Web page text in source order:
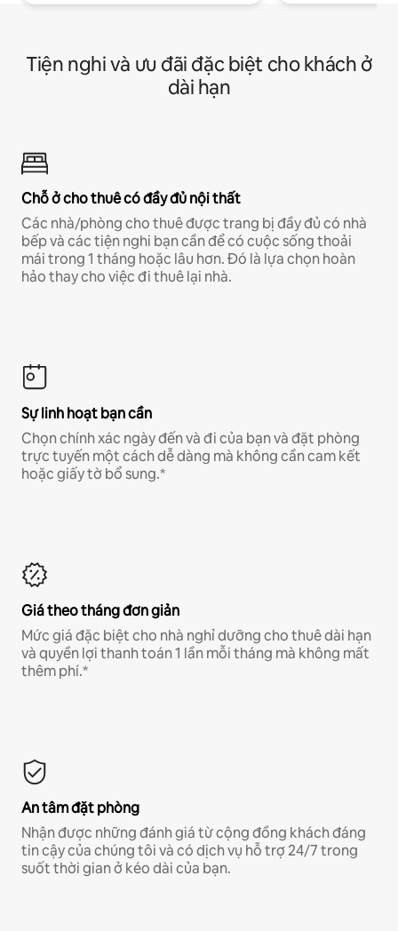
Tiện nghi và ưu đãi đặc biệt cho khách ở
dài hạn
Chỗ ở cho thuê có đầy đủ nội thất
Các nhà/phòng cho thuê được trang bị đầy đủ có nhà
bếp và các tiện nghi bạn cần để có cuộc sống thoải
mái trong 1 tháng hoặc lâu hơn. Đó là lựa chọn hoàn
hảo thay cho việc đi thuê lại nhà.
Sự linh hoạt bạn cần
Chọn chính xác ngày đến và đi của bạn và đặt phòng
trực tuyến một cách dễ dàng mà không cần cam kết
hoặc giấy tờ bổ sung.*
Giá theo tháng đơn giản
Mức giá đặc biệt cho nhà nghỉ dưỡng cho thuê dài hạn
và quyền lợi thanh toán 1 lần mỗi tháng mà không mất
thêm phí.*
An tâm đặt phòng
Nhận được những đánh giá từ cộng đồng khách đáng
tin cậy của chúng tôi và có dịch vụ hỗ trợ 24/7 trong
suốt thời gian ở kéo dài của bạn.